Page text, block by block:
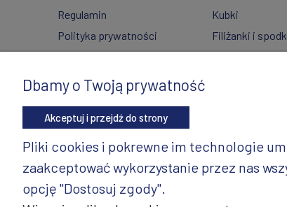
Regulamin
Polityka prywatności
Wysyłka i zwroty
Metody płatności
Twoje zamówienia
Ustawienia konta
Gdzie kupić?
Kubki
Filiżanki i
Wazony
Dzbanki
Dbamy o Twoją prywatność
Akceptuj i przejdź do strony
Pliki cookies i pokrewne im technologie
zaakceptować wykorzystanie przez nas
opcję "Dostosuj zgody".